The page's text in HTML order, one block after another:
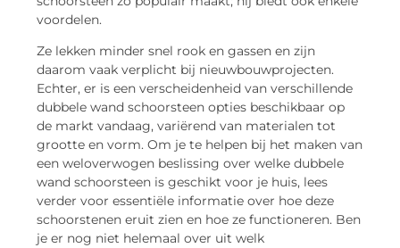
voordelen.
Ze lekken minder snel rook en gassen en zijn
daarom vaak verplicht bij nieuwbouwprojecten.
Echter, er is een verscheidenheid van verschillende
dubbele wand schoorsteen opties beschikbaar op
de markt vandaag, variërend van materialen tot
grootte en vorm. Om je te helpen bij het maken van
een weloverwogen beslissing over welke dubbele
wand schoorsteen is geschikt voor je huis, lees
verder voor essentiële informatie over hoe deze
schoorstenen eruit zien en hoe ze functioneren. Ben
je er nog niet helemaal over uit welk